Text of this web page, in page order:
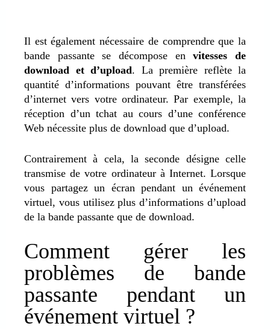
Il est également nécessaire de comprendre que la
bande passante se décompose envitesses de
download et d’upload. La première reflète la
quantité d’informations pouvant être transférées
d’internet vers votre ordinateur. Par exemple, la
réception d’un tchat au cours d’une conférence
Web nécessite plus de download que d’upload.
Contrairement à cela, la seconde désigne celle
transmise de votre ordinateur à Internet. Lorsque
vous partagez un écran pendant un événement
virtuel, vous utilisez plus d’informations d’upload
de la bande passante que de download.
Comment gérer les
problèmes de bande
passante pendant un
événement virtuel ?